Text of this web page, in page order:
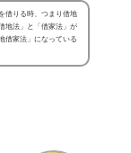
借りる時、つまり借地
地法」と「借家法」が
借家法」になっている